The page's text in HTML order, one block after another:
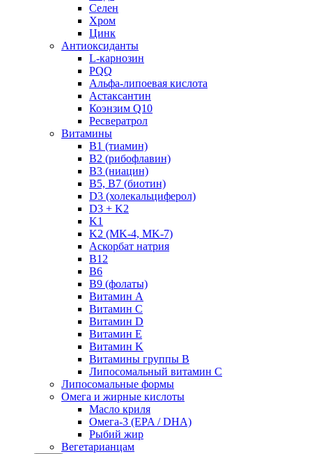
Селен
Хром
Цинк
Антиоксиданты
L-карнозин
PQQ
Альфа-липоевая кислота
Астаксантин
Коэнзим Q10
Ресвератрол
Витамины
B1 (тиамин)
B2 (рибофлавин)
B3 (ниацин)
B5, B7 (биотин)
D3 (холекальциферол)
D3 + K2
K1
K2 (MK-4, MK-7)
Аскорбат натрия
В12
В6
В9 (фолаты)
Витамин A
Витамин C
Витамин D
Витамин E
Витамин K
Витамины группы B
Липосомальный витамин C
Липосомальные формы
Омега и жирные кислоты
Масло криля
Омега-3 (EPA / DHA)
Рыбий жир
Вегетарианцам